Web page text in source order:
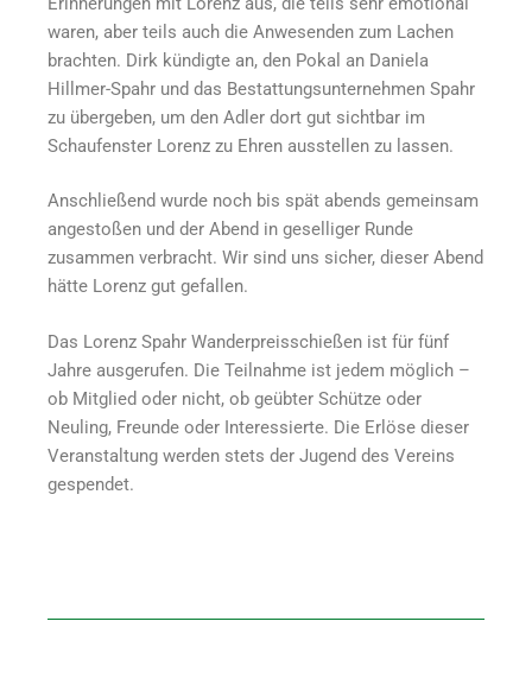
waren, aber teils auch die Anwesenden zum Lachen
brachten. Dirk kündigte an, den Pokal an Daniela
Hillmer-Spahr und das Bestattungsunternehmen Spahr
zu übergeben, um den Adler dort gut sichtbar im
Schaufenster Lorenz zu Ehren ausstellen zu lassen.
Anschließend wurde noch bis spät abends gemeinsam
angestoßen und der Abend in geselliger Runde
zusammen verbracht. Wir sind uns sicher, dieser Abend
hätte Lorenz gut gefallen.
Das Lorenz Spahr Wanderpreisschießen ist für fünf
Jahre ausgerufen. Die Teilnahme ist jedem möglich –
ob Mitglied oder nicht, ob geübter Schütze oder
Neuling, Freunde oder Interessierte. Die Erlöse dieser
Veranstaltung werden stets der Jugend des Vereins
gespendet.